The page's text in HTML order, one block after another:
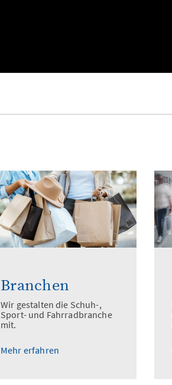
Branchen
Wir gestalten die Schuh-,
Sport- und Fahrradbranche
mit.
Mehr erfahren